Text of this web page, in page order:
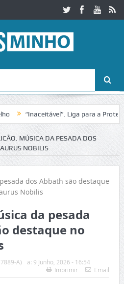
“Inaceitável”. Liga para a Proteção
Igreja do Castelo de
MÚSICA DA PESADA DOS
NOBILIS
da pesada
destaque no
A) a: 9 Junho, 2026 - 16:54
Imprimir
Email